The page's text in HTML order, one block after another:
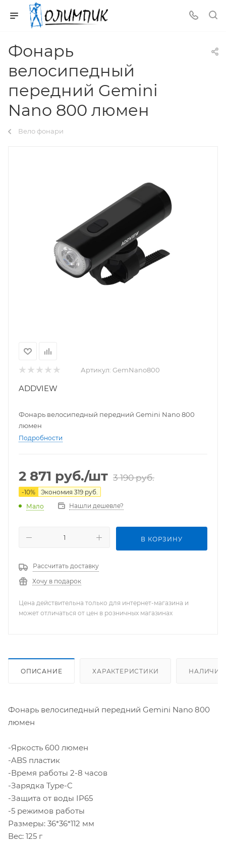
Фонарь
велосипедный
передний Gemini
Nano 800 люмен
Вело фонари
Артикул: GemNano800
ADDVIEW
Фонарь велосипедный передний Gemini Nano 800
люмен
Подробности
2 871 руб./шт 3 190руб.
-10% Экономия 319 руб.
Мало
Нашли дешевле?
В КОРЗИНУ
Рассчитать доставку
Хочу в подарок
Цена действительна только для интернет-магазина и
может отличаться от цен в розничных магазинах
ОПИСАНИЕ ХАРАКТЕРИСТИКИ НАЛИЧИЕ
Фонарь велосипедный передний Gemini Nano 800
люмен
-Яркость 600 люмен
-ABS пластик
-Время работы 2-8 часов
-Зарядка Type-C
-Защита от воды IP65
-5 режимов работы
Размеры: 36*36*112 мм
Вес: 125 г